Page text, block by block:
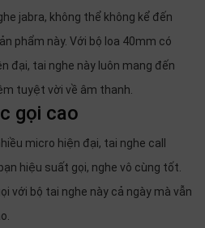
jabra, không thể không kể đến
phẩm này. Với bộ loa 40mm có
đại, tai nghe này luôn mang đến
tuyệt vời về âm thanh.
gọi cao
micro hiện đại, tai nghe call
hiệu suất gọi, nghe vô cùng tốt.
với bộ tai nghe này cả ngày mà vẫn